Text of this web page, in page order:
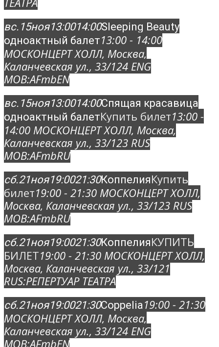
вс. 15ноя13:0014:00Sleeping Beauty
одноактный балет13:00 - 14:00
МОСКОНЦЕРТ ХОЛЛ, Москва,
Каланчевская ул., 33/124 ENG
MOB:AFmbEN
вс. 15ноя13:0014:00Спящая красавица
одноактный балетКупить билет13:00 -
14:00 МОСКОНЦЕРТ ХОЛЛ, Москва,
Каланчевская ул., 33/123 RUS
MOB:AFmbRU
сб.21ноя19:0021:30КоппелияКупить
билет19:00 - 21:30 МОСКОНЦЕРТ ХОЛЛ,
Москва, Каланчевская ул., 33/123 RUS
MOB:AFmbRU
сб.21ноя19:0021:30КоппелияКУПИТЬ
БИЛЕТ19:00 - 21:30 МОСКОНЦЕРТ ХОЛЛ,
Москва, Каланчевская ул., 33/121
RUS:РЕПЕРТУАР ТЕАТРА
сб.21ноя19:0021:30Coppelia 19:00 - 21:30
МОСКОНЦЕРТ ХОЛЛ, Москва,
Каланчевская ул., 33/124 ENG
MOB:AFmbEN